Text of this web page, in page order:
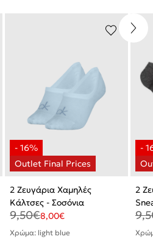
2 Ζευγάρια Χαμηλές
Κάλτσες - Σοσόνια
9,50€8,00€
Χρώμα: light blue
2